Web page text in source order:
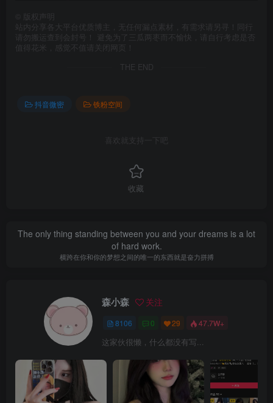
版权声明
站内分享各大平台优质博主，无任何漏点素材，有需求请另寻！同行
请勿搬运查到会封号！ 避免为了三瓜两枣而不愉快，请自行考虑是否
值得花米，感觉不值请关闭网页！
THE END
抖音微密 铁粉空间
喜欢就支持一下吧
收藏
The only thing standing between you and your dreams is a lot
of hard work.
横跨在你和你的梦想之间的唯一的东西就是奋力拼搏
森小森 关注
8106 0 29 47.7W+
这家伙很懒，什么都没有写...